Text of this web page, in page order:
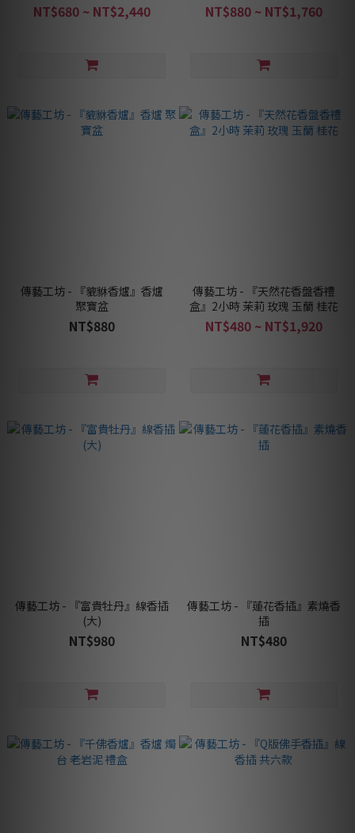
NT$680 ~ NT$2,440 NT$880 ~ NT$1,760
傳藝工坊 - 『貔貅香爐』香爐
聚寶盆
NT$880
傳藝工坊 - 『天然花香盤香禮
盒』2小時 茉莉 玫瑰 玉蘭 桂花
NT$480 ~ NT$1,920
傳藝工坊 - 『富貴牡丹』線香插
(大)
NT$980
傳藝工坊 - 『蓮花香插』素燒香
插
NT$480